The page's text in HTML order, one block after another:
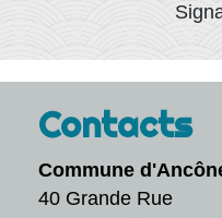
Contacts
Commune
40 Grande Rue